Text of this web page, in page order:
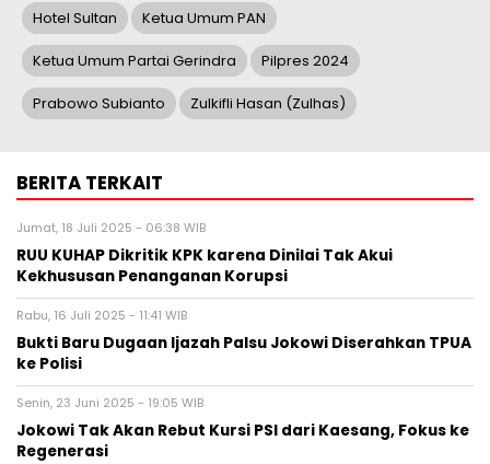
Hotel Sultan Ketua Umum PAN
Ketua Umum Partai Gerindra Pilpres 2024
Prabowo Subianto Zulkifli Hasan (Zulhas)
BERITA TERKAIT
Jumat, 18 Juli 2025 - 06:38 WIB
RUU KUHAP Dikritik KPK karena Dinilai Tak Akui
Kekhususan Penanganan Korupsi
Rabu, 16 Juli 2025 - 11:41 WIB
Bukti Baru Dugaan Ijazah Palsu Jokowi Diserahkan TPUA
ke Polisi
Senin, 23 Juni 2025 - 19:05 WIB
Jokowi Tak Akan Rebut Kursi PSI dari Kaesang, Fokus ke
Regenerasi